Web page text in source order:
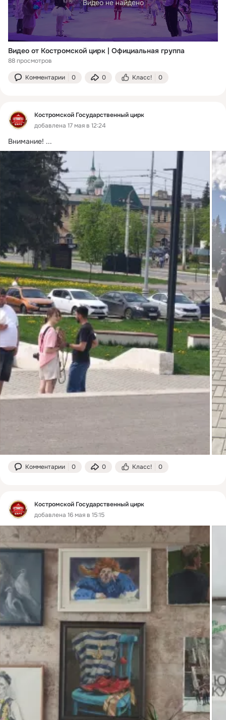
Видео не найдено
Видео от Костромской цирк | Официальная группа
88 просмотров
Комментарии 0 0 Класс! 0
Костромской Государственный цирк
добавлена 17 мая в 12:24
Внимание! ...
Комментарии 0 0 Класс! 0
Костромской Государственный цирк
добавлена 16 мая в 15:15